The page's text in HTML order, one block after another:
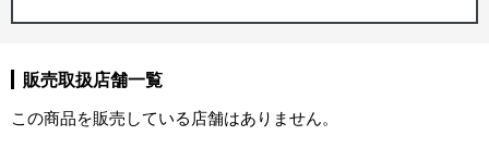
販売取扱店舗一覧
この商品を販売している店舗はありません。